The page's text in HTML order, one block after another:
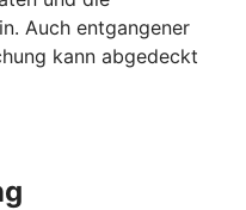
Auch entgangener
kann abgedeckt